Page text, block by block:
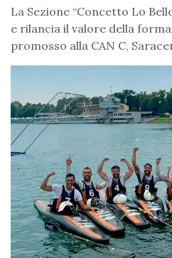
La Sezione “Concetto Lo
e rilancia il valore della
promosso alla CAN C,